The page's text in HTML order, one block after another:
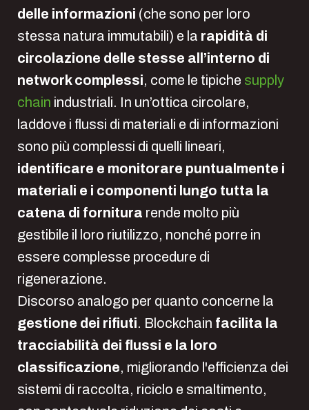
delle informazioni (che sono per loro
stessa natura immutabili) e la rapidità di
circolazione delle stesse all’interno di
network complessi, come le tipiche supply
chain industriali. In un’ottica circolare,
laddove i flussi di materiali e di informazioni
sono più complessi di quelli lineari,
identificare e monitorare puntualmente i
materiali e i componenti lungo tutta la
catena di fornitura rende molto più
gestibile il loro riutilizzo, nonché porre in
essere complesse procedure di
rigenerazione.
Discorso analogo per quanto concerne la
gestione dei rifiuti. Blockchain facilita la
tracciabilità dei flussi e la loro
classificazione, migliorando l'efficienza dei
sistemi di raccolta, riciclo e smaltimento,